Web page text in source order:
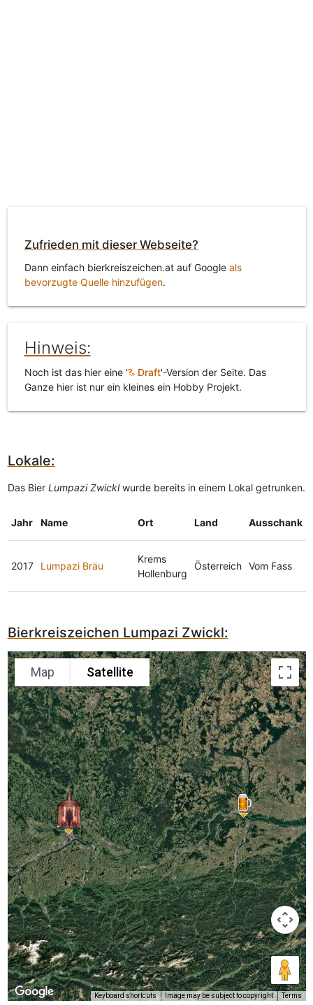
Zufrieden mit dieser Webseite?
Dann einfach bierkreiszeichen.at auf Google als
bevorzugte Quelle hinzufügen.
Hinweis:
Noch ist das hier eine ' Draft'-Version der Seite. Das
Ganze hier ist nur ein kleines ein Hobby Projekt.
Lokale:
Das Bier Lumpazi Zwicklwurde bereits in einem Lokal getrunken.
Jahr Name Ort Land Ausschank
2017 Lumpazi Bräu
Krems
Hollenburg
Österreich Vom Fass
Bierkreiszeichen Lumpazi Zwickl:
Map Satellite
Keyboard shortcuts Image may be subject to copyright Terms